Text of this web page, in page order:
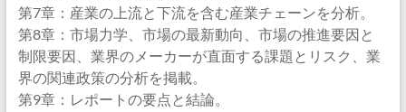
第7章：産業の上流と下流を含む産業チェーンを分析。
第8章：市場力学、市場の最新動向、市場の推進要因と
制限要因、業界のメーカーが直面する課題とリスク、業
界の関連政策の分析を掲載。
第9章：レポートの要点と結論。